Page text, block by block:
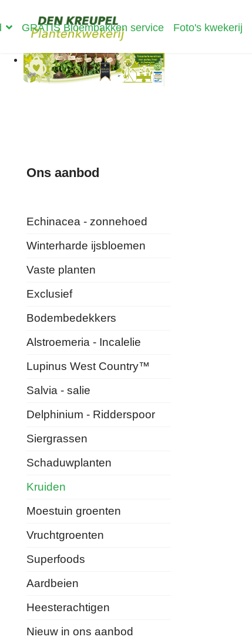
GRATIS Bloembakken service Foto's kwekerij
Ons aanbod
Echinacea - zonnehoed
Winterharde ijsbloemen
Vaste planten
Exclusief
Bodembedekkers
Alstroemeria - Incalelie
Lupinus West Country™
Salvia - salie
Delphinium - Ridderspoor
Siergrassen
Schaduwplanten
Kruiden
Moestuin groenten
Vruchtgroenten
Superfoods
Aardbeien
Heesterachtigen
Nieuw in ons aanbod